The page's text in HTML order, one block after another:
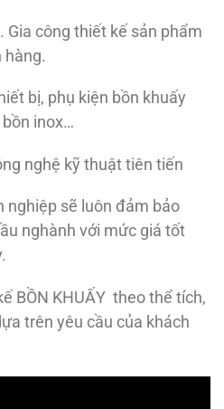
công thiết kế sản phẩm
hàng.
bị, phụ kiện bồn khuấy
inox…
nghệ kỹ thuật tiên tiến
nghiệp sẽ luôn đảm bảo
nghành với mức giá tốt
BỒN KHUẤY theo thể tích,
trên yêu cầu của khách